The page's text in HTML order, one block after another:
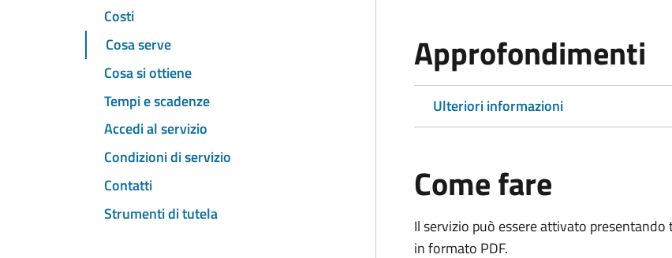
Costi
Cosa serve
Cosa si ottiene
Tempi e scadenze
Accedi al servizio
Condizioni di servizio
Contatti
Strumenti di tutela
Approfondimenti
Ulteriori informazioni
Come fare
Il servizio può essere attivato
in formato PDF.